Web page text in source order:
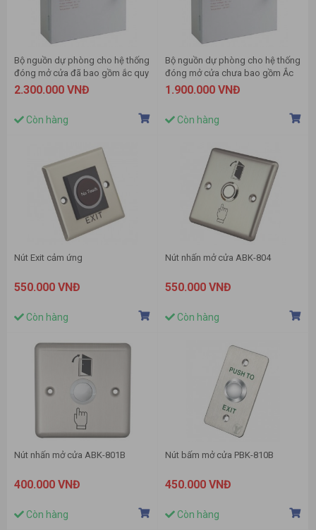
Bộ nguồn dự phòng cho hệ thống
đóng mở cửa đã bao gồm ắc quy
2.300.000 VNĐ
Còn hàng
Bộ nguồn dự phòng cho hệ thống
đóng mở cửa chưa bao gồm Ắc
quy
1.900.000 VNĐ
Còn hàng
Nút Exit cảm ứng
550.000 VNĐ
Còn hàng
Nút nhấn mở cửa ABK-804
550.000 VNĐ
Còn hàng
Nút nhấn mở cửa ABK-801B
400.000 VNĐ
Còn hàng
Nút bấm mở cửa PBK-810B
450.000 VNĐ
Còn hàng